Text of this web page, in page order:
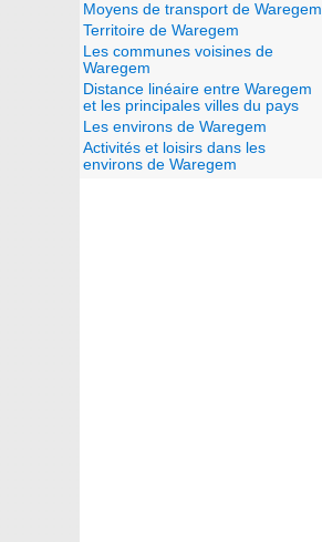
Moyens de transport de Waregem
Territoire de Waregem
Les communes voisines de
Waregem
Distance linéaire entre Waregem
et les principales villes du pays
Les environs de Waregem
Activités et loisirs dans les
environs de Waregem